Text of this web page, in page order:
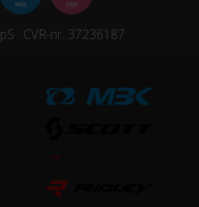
· CVR-nr. 37236187